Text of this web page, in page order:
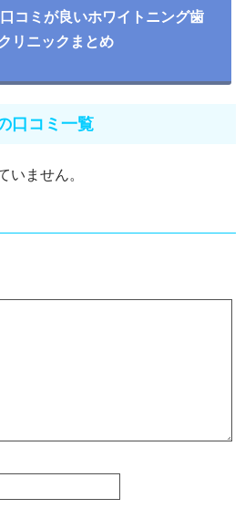
コミが良いホワイトニング歯
リニックまとめ
口コミ一覧
いません。